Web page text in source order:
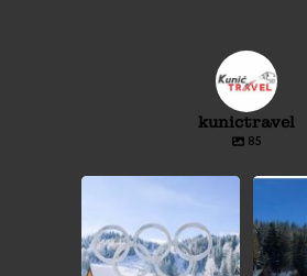
kunictravel
85
❄️JEDNODNEVNI IZLET❄️
...